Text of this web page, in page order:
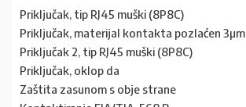
Priključak, tip RJ45 muški (8P8C)
Priključak, materijal kontakta pozlaćen 3µm
Priključak 2, tip RJ45 muški (8P8C)
Priključak, oklop da
Zaštita zasunom s obje strane